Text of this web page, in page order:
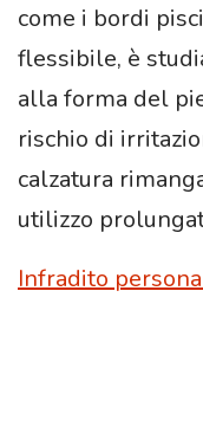
come i bordi
flessibile, è
alla forma del
rischio di
calzatura
utilizzo
Infradito